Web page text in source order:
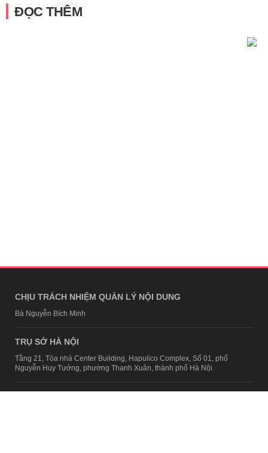
ĐỌC THÊM
CHỊU TRÁCH NHIỆM QUẢN LÝ NỘI DUNG
Bà Nguyễn Bích Minh
TRỤ SỞ HÀ NỘI
Tầng 21, Tòa nhà Center Building, Hapulico Complex, Số 01, phố
Nguyễn Huy Tưởng, phường Thanh Xuân, thành phố Hà Nội